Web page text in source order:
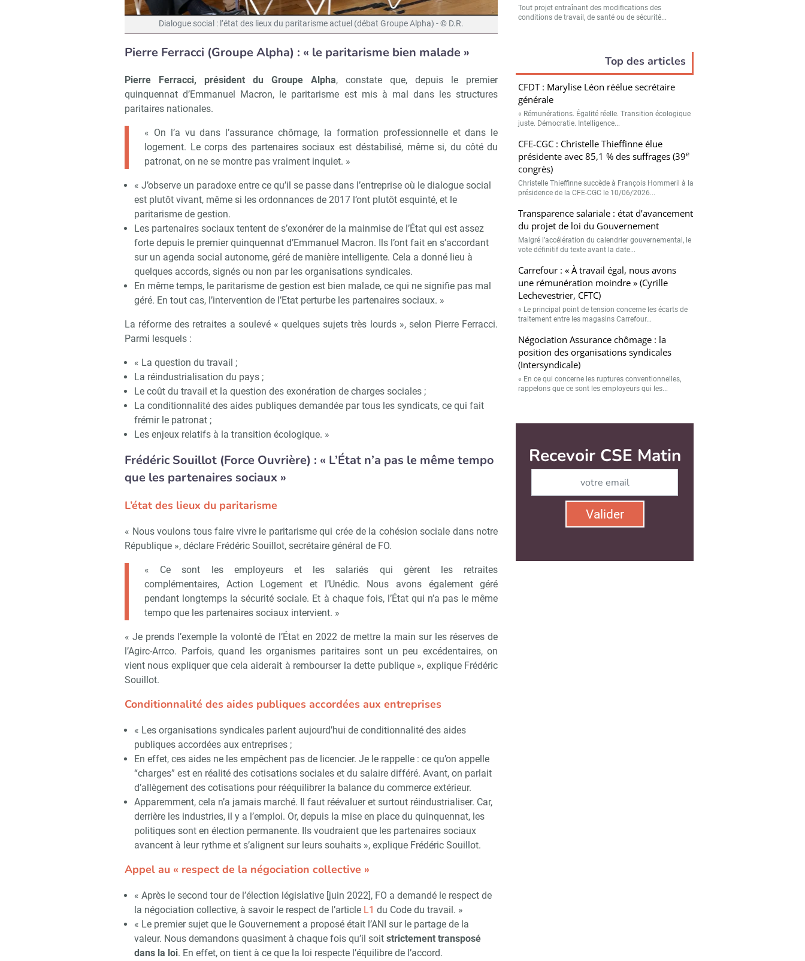
Dialogue social : l’état des lieux du paritarisme actuel (débat Groupe Alpha) - © D.R.
Pierre Ferracci (Groupe Alpha) : « le paritarisme bien malade »
Pierre Ferracci, président du Groupe Alpha, constate que, depuis le premier
quinquennat d’Emmanuel Macron, le paritarisme est mis à mal dans les structures
paritaires nationales.
« On l’a vu dans l’assurance chômage, la formation professionnelle et dans le
logement. Le corps des partenaires sociaux est déstabilisé, même si, du côté du
patronat, on ne se montre pas vraiment inquiet. »
« J’observe un paradoxe entre ce qu’il se passe dans l’entreprise où le dialogue social
est plutôt vivant, même si les ordonnances de 2017 l’ont plutôt esquinté, et le
paritarisme de gestion.
Les partenaires sociaux tentent de s’exonérer de la mainmise de l’État qui est assez
forte depuis le premier quinquennat d’Emmanuel Macron. Ils l’ont fait en s’accordant
sur un agenda social autonome, géré de manière intelligente. Cela a donné lieu à
quelques accords, signés ou non par les organisations syndicales.
En même temps, le paritarisme de gestion est bien malade, ce qui ne signifie pas mal
géré. En tout cas, l’intervention de l’Etat perturbe les partenaires sociaux. »
La réforme des retraites a soulevé « quelques sujets très lourds », selon Pierre Ferracci.
Parmi lesquels :
« La question du travail ;
La réindustrialisation du pays ;
Le coût du travail et la question des exonération de charges sociales ;
La conditionnalité des aides publiques demandée par tous les syndicats, ce qui fait
frémir le patronat ;
Les enjeux relatifs à la transition écologique. »
Frédéric Souillot (Force Ouvrière) : « L’État n’a pas le même tempo
que les partenaires sociaux »
L’état des lieux du paritarisme
« Nous voulons tous faire vivre le paritarisme qui crée de la cohésion sociale dans notre
République », déclare Frédéric Souillot, secrétaire général de FO.
« Ce sont les employeurs et les salariés qui gèrent les retraites
complémentaires, Action Logement et l’Unédic. Nous avons également géré
pendant longtemps la sécurité sociale. Et à chaque fois, l’État qui n’a pas le même
tempo que les partenaires sociaux intervient. »
« Je prends l’exemple la volonté de l’État en 2022 de mettre la main sur les réserves de
l’Agirc-Arrco. Parfois, quand les organismes paritaires sont un peu excédentaires, on
vient nous expliquer que cela aiderait à rembourser la dette publique », explique Frédéric
Souillot.
Conditionnalité des aides publiques accordées aux entreprises
« Les organisations syndicales parlent aujourd’hui de conditionnalité des aides
publiques accordées aux entreprises ;
En effet, ces aides ne les empêchent pas de licencier. Je le rappelle : ce qu’on appelle
“charges” est en réalité des cotisations sociales et du salaire différé. Avant, on parlait
d’allègement des cotisations pour rééquilibrer la balance du commerce extérieur.
Apparemment, cela n’a jamais marché. Il faut réévaluer et surtout réindustrialiser. Car,
derrière les industries, il y a l’emploi. Or, depuis la mise en place du quinquennat, les
politiques sont en élection permanente. Ils voudraient que les partenaires sociaux
avancent à leur rythme et s’alignent sur leurs souhaits », explique Frédéric Souillot.
Appel au « respect de la négociation collective »
« Après le second tour de l’élection législative [juin 2022], FO a demandé le respect de
la négociation collective, à savoir le respect de l’article L1 du Code du travail. »
« Le premier sujet que le Gouvernement a proposé était l’ANI sur le partage de la
valeur. Nous demandons quasiment à chaque fois qu’il soit strictement transposé
dans la loi. En effet, on tient à ce que la loi respecte l’équilibre de l’accord.
Tout projet entraînant des modifications des
conditions de travail, de santé ou de sécurité...
Top des articles
CFDT : Marylise Léon réélue secrétaire
générale
« Rémunérations. Égalité réelle. Transition écologique
juste. Démocratie. Intelligence...
CFE-CGC : Christelle Thieffinne élue
présidente avec 85,1 % des suffrages (39e
congrès)
Christelle Thieffinne succède à François Hommeril à la
présidence de la CFE-CGC le 10/06/2026...
Transparence salariale : état d’avancement
du projet de loi du Gouvernement
Malgré l’accélération du calendrier gouvernemental, le
vote définitif du texte avant la date...
Carrefour : « À travail égal, nous avons
une rémunération moindre » (Cyrille
Lechevestrier, CFTC)
« Le principal point de tension concerne les écarts de
traitement entre les magasins Carrefour...
Négociation Assurance chômage : la
position des organisations syndicales
(Intersyndicale)
« En ce qui concerne les ruptures conventionnelles,
rappelons que ce sont les employeurs qui les...
Recevoir CSE Matin Abonnez-vous à notre newsletter
Non merci, je reçois déjà ! Je déciderai plus tard